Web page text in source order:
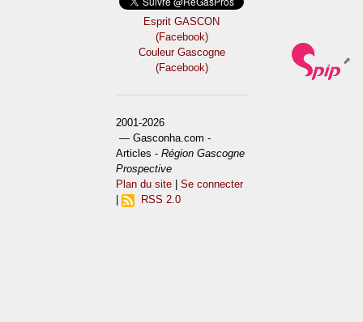
Esprit GASCON
(Facebook)
Couleur Gascogne
(Facebook)
2001-2026
— Gasconha.com -
Articles -Région Gascogne
Prospective
Plan du site |Se connecter
|
RSS 2.0